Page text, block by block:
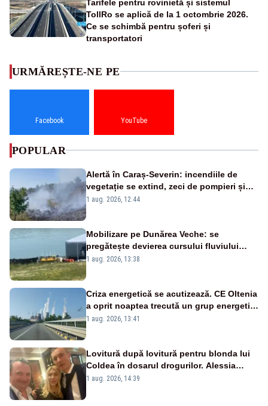
Tarifele pentru rovinietă și sistemul
TollRo se aplică de la 1 octombrie 2026.
Ce se schimbă pentru șoferi și
transportatori
URMĂREȘTE-NE PE
Facebook YouTube
POPULAR
Alertă în Caraș-Severin: incendiile de
vegetație se extind, zeci de pompieri și
silvicultori se luptă cu flăcările - VIDEO
1 aug. 2026, 12:44
Mobilizare pe Dunărea Veche: se
pregătește devierea cursului fluviului
către Cernavodă – VIDEO
1 aug. 2026, 13:38
Criza energetică se acutizează. CE Oltenia
a oprit noaptea trecută un grup energetic
de la Rovinari
1 aug. 2026, 13:41
Lovitură după lovitură pentru blonda lui
Coldea în dosarul drogurilor. Alessia
Păcuraru explică decizia magistraților
1 aug. 2026, 14:39